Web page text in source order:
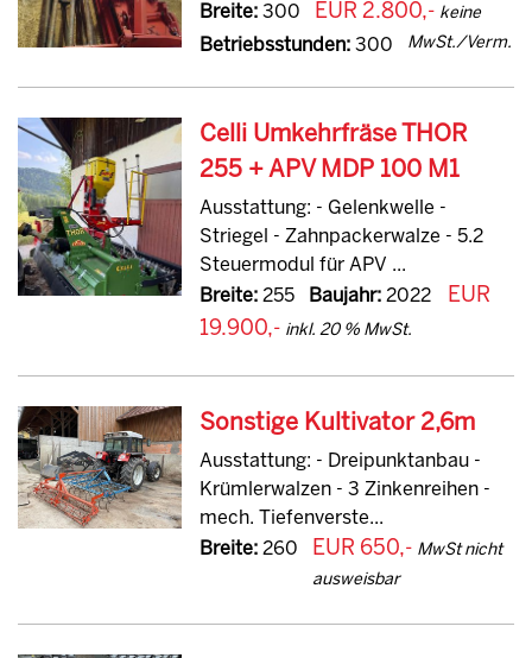
Breite:300
Betriebsstunden:300
EUR 2.800,- keine
MwSt./Verm.
Celli Umkehrfräse THOR
255 + APV MDP 100 M1
Ausstattung: - Gelenkwelle -
Striegel - Zahnpackerwalze - 5.2
Steuermodul für APV ...
Breite:255 Baujahr:2022
EUR
19.900,- inkl. 20 % MwSt.
Sonstige Kultivator 2,6m
Ausstattung: - Dreipunktanbau -
Krümlerwalzen - 3 Zinkenreihen -
mech. Tiefenverste...
Breite:260 EUR 650,- MwSt nicht
ausweisbar